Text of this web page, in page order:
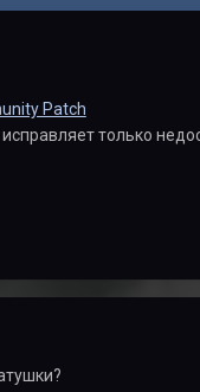
Patch
только